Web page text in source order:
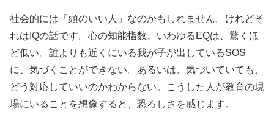
社会的には「頭のいい人」なのかもしれません。けれどそ
れはIQの話です。心の知能指数、いわゆるEQは、驚くほ
ど低い。誰よりも近くにいる我が子が出しているSOS
に、気づくことができない。あるいは、気づいていても、
どう対応していいのかわからない。こうした人が教育の現
場にいることを想像すると、恐ろしさを感じます。